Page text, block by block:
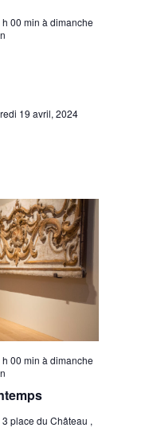
00 min à dimanche
19 avril, 2024
00 min à dimanche
3 place du Château ,